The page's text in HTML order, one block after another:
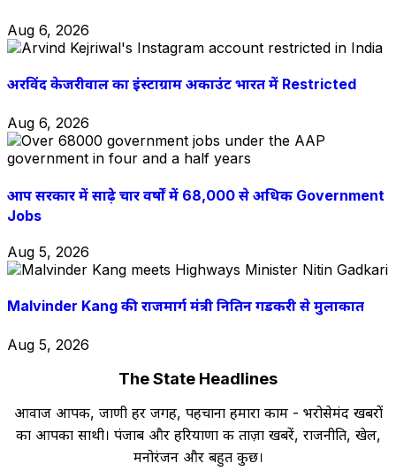
Aug 6, 2026
अरविंद केजरीवाल का इंस्टाग्राम अकाउंट भारत में Restricted
Aug 6, 2026
आप सरकार में साढ़े चार वर्षों में 68,000 से अधिक Government
Jobs
Aug 5, 2026
Malvinder Kang की राजमार्ग मंत्री नितिन गडकरी से मुलाकात
Aug 5, 2026
The State Headlines
आवाज आपकी, जाणी हर जगह, पहचाना हमारा काम - भरोसेमंद खबरों
का आपका साथी। पंजाब और हरियाणा की ताज़ा खबरें, राजनीति, खेल,
मनोरंजन और बहुत कुछ।